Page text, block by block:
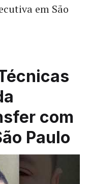
em São
com
Paulo